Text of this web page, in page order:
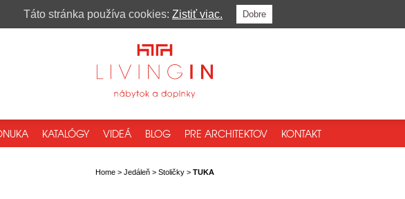
KATALÓGY VIDEÁ BLOG PRE ARCHITEKTOV KONTAKT
Home > Jedáleň > Stoličky > TUKA
Táto stránka používa cookies: Zistiť viac. Dobre